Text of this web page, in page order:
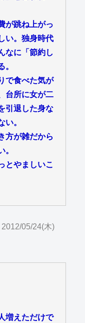
が跳ね上がっ
い。独身時代
なに「節約し
。
で食べた気が
台所に女が二
引退した身な
い。
方が雑だから
。
とやましいこ
05/24(木)
増えただけで